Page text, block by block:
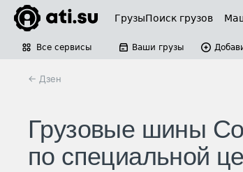
ГрузыПоиск грузов
Все сервисы Ваши грузы
← Дзен
Грузовые шины
по специальной